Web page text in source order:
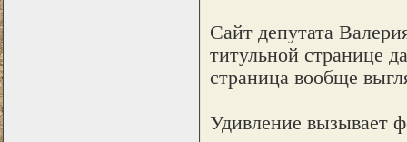
Сайт депутата
титульной странице
страница вообще
Удивление вызывает